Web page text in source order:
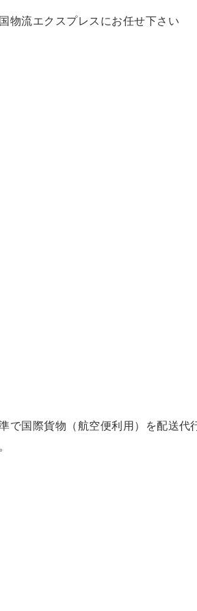
物流エクスプレスにお任せ下さい
国際貨物（航空便利用）を配送